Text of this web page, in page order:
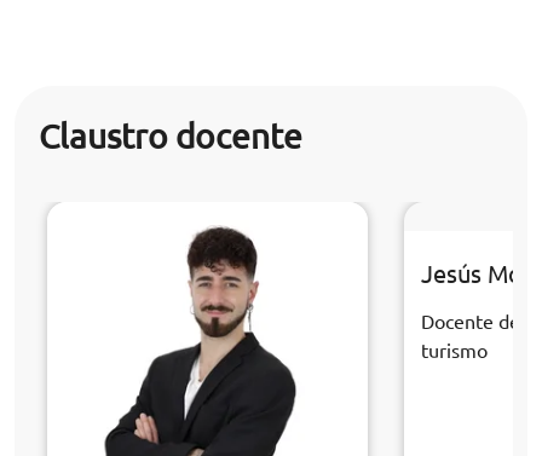
Claustro docente
Jesús
Docente de
turismo